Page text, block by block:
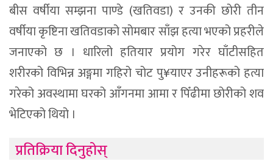
बीस वर्षीया सम्झना पाण्डे (खतिवडा) र उनकी छोरी तीन
वर्षीया कृष्टिना खतिवडाको सोमबार साँझ हत्या भएको प्रहरीले
जनाएको छ । धारिलो हतियार प्रयोग गरेर घाँटीसहित
शरीरको विभिन्न अङ्गमा गहिरो चोट पु¥याएर उनीहरूको हत्या
गरेको अवस्थामा घरको आँगनमा आमा र पिँढीमा छोरीको शव
भेटिएको थियो ।
प्रतिक्रिया दिनुहोस्